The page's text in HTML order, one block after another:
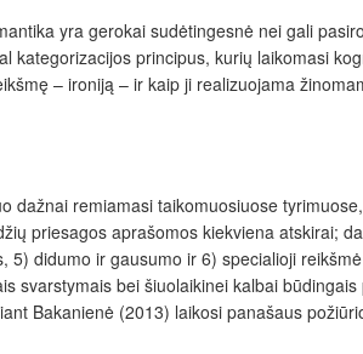
yra gerokai sudėtingesnė nei gali
principus, kurių laikomasi
– ironiją – ir kaip ji realizuojama
remiamasi taikomuosiuose
priesagos aprašomos kiekviena atskirai;
didumo ir gausumo ir 6) specialioji
svarstymais bei šiuolaikinei kalbai
Bakanienė (2013) laikosi panašaus